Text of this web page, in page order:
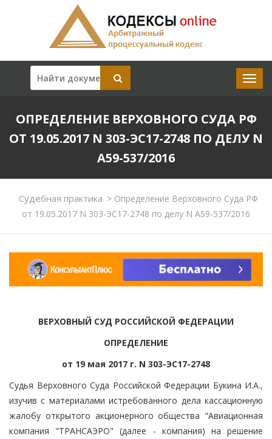
ОПРЕДЕЛЕНИЕ ВЕРХОВНОГО СУДА РФ
ОТ 19.05.2017 N 303-ЭС17-2748 ПО ДЕЛУ N
А59-537/2016
Судебная практика >Определение Верховного Суда РФ
от 19.05.2017 N 303-ЭС17-2748 по делу N А59-537/2016
ВЕРХОВНЫЙ СУД РОССИЙСКОЙ ФЕДЕРАЦИИ
ОПРЕДЕЛЕНИЕ
от 19 мая 2017 г. N 303-ЭС17-2748
Судья Верховного Суда Российской Федерации Букина И.А.,
изучив с материалами истребованного дела кассационную
жалобу открытого акционерного общества "Авиационная
компания "ТРАНСАЭРО" (далее - компания) на решение